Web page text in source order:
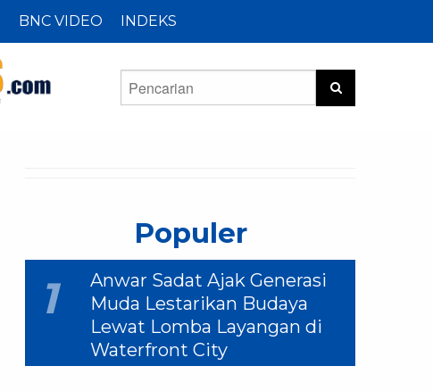
BNC VIDEO INDEKS
Populer
1
Anwar Sadat Ajak Generasi
Muda Lestarikan Budaya
Lewat Lomba Layangan di
Waterfront City